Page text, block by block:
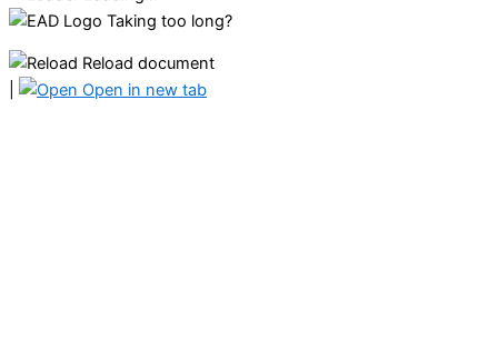
Taking too long?
Reload document
Open in new tab